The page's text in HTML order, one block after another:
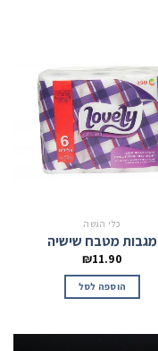
כלי הגשה
מגבות מטבח שישיה
₪11.90
הוספה לסל